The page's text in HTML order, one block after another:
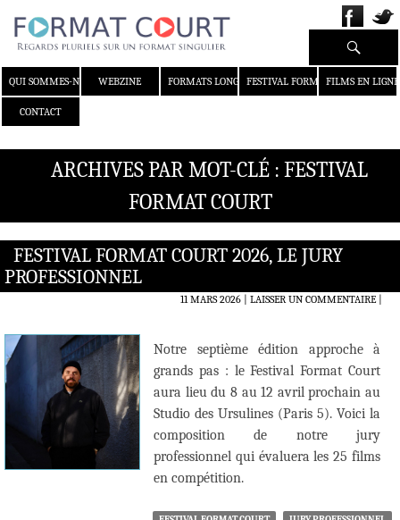
QUI SOMMES-NOUS ?WEBZINE FORMATS LONGS FESTIVAL FORMAT COURT
FILMS EN LIGNE
CONTACT
Recherche
ARCHIVES PAR MOT-CLÉ : FESTIVAL
FORMAT COURT
FESTIVAL FORMAT COURT 2026, LE JURY
PROFESSIONNEL
11 MARS 2026 LAISSER UN COMMENTAIRE|
Notre septième édition approche à
grands pas : le Festival Format Court
aura lieu du 8 au 12 avril prochain au
Studio des Ursulines (Paris 5). Voici la
composition de notre jury
professionnel qui évaluera les 25 films
en compétition.